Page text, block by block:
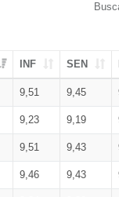
INF SEN
9,51 9,45
9,23 9,19
9,51 9,43
9,46 9,43